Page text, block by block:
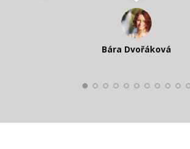
Bára Dvořáková
Kateřina Veleta Štěpánová
Katka Perháčová
Smolková